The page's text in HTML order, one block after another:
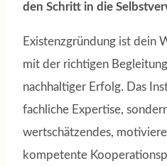
den Schritt in die
Existenzgründung ist dein
mit der richtigen
nachhaltiger Erfolg. Das
fachliche Expertise,
wertschätzendes,
kompetente